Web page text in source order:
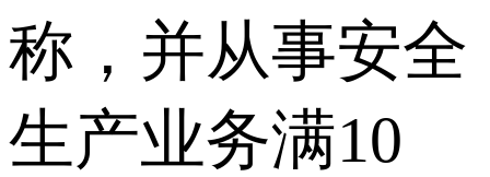
称，并从事安全
生产业务满10